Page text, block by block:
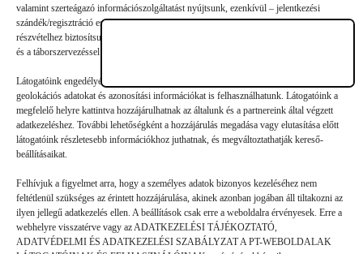
valamint szerteágazó információszolgáltatást nyújtsunk, ezenkívül – jelentkezési
szándék/regisztráció esetén – a nyári gyermek- és ifjúsági táborainkban való
részvételhez biztosítsuk a támogatói és a jelentkezési, valamint a számlázási feltételeket
és a táborszervezéssel kapcsolatos kommunikációt.
Látogatóink engedélyével mi és a partnereink eszközleolvasásos módszerrel szerzett
geolokációs adatokat és azonosítási információkat is felhasználhatunk. Látogatóink a
megfelelő helyre kattintva hozzájárulhatnak az általunk és a partnereink által végzett
adatkezeléshez. További lehetőségként a hozzájárulás megadása vagy elutasítása előtt
látogatóink részletesebb információkhoz juthatnak, és megváltoztathatják kereső-
beállításaikat.
Felhívjuk a figyelmet arra, hogy a személyes adatok bizonyos kezeléséhez nem
feltétlenül szükséges az érintett hozzájárulása, akinek azonban jogában áll tiltakozni az
ilyen jellegű adatkezelés ellen. A beállítások csak erre a weboldalra érvényesek. Erre a
webhelyre visszatérve vagy az ADATKEZELÉSI TÁJÉKOZTATÓ,
ADATVÉDELMI ÉS ADATKEZELÉSI SZABÁLYZAT A PT-WEBOLDALAK
Hozzászólás küldése